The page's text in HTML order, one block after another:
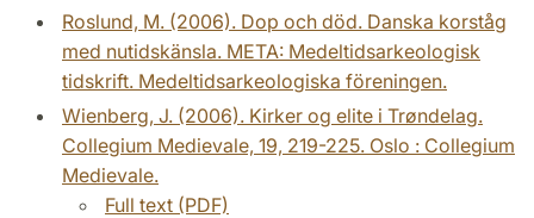
Roslund, M. (2006). Dop och död. Danska korståg
med nutidskänsla. META: Medeltidsarkeologisk
tidskrift. Medeltidsarkeologiska föreningen.
Wienberg, J. (2006). Kirker og elite i Trøndelag.
Collegium Medievale, 19, 219-225. Oslo : Collegium
Medievale.
Full text (PDF)